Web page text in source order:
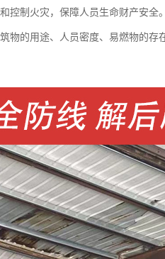
控制火灾，保障人员生命财产安全。
物的用途、人员密度、易燃物的存